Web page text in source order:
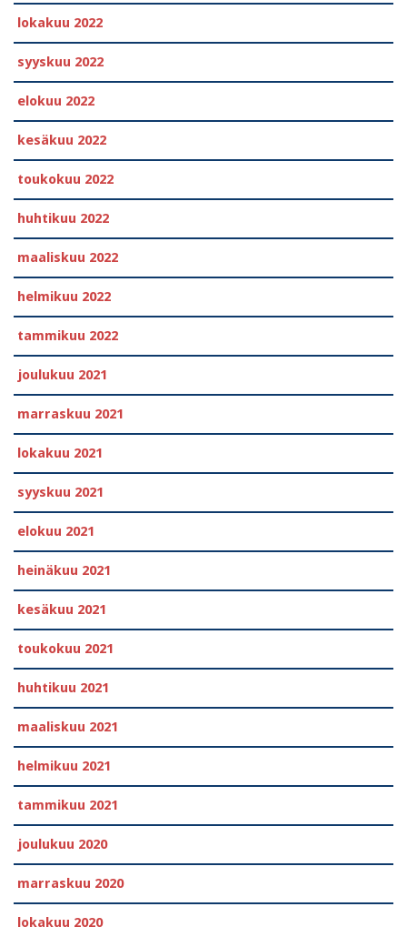
lokakuu 2022
syyskuu 2022
elokuu 2022
kesäkuu 2022
toukokuu 2022
huhtikuu 2022
maaliskuu 2022
helmikuu 2022
tammikuu 2022
joulukuu 2021
marraskuu 2021
lokakuu 2021
syyskuu 2021
elokuu 2021
heinäkuu 2021
kesäkuu 2021
toukokuu 2021
huhtikuu 2021
maaliskuu 2021
helmikuu 2021
tammikuu 2021
joulukuu 2020
marraskuu 2020
lokakuu 2020